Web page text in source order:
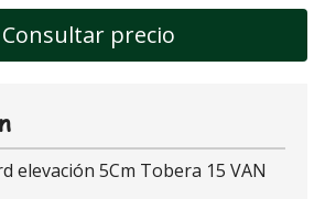
Consultar precio
elevación 5Cm Tobera 15 VAN